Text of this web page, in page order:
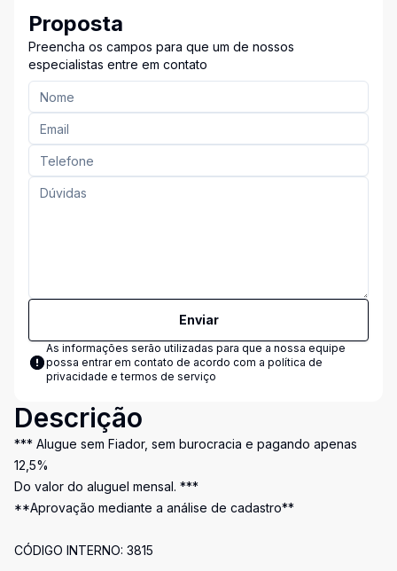
Proposta
Preencha os campos para que um de nossos
especialistas entre em contato
Enviar
As informações serão utilizadas para que a nossa equipe
possa entrar em contato de acordo com a política de
privacidade e termos de serviço
Descrição
*** Alugue sem Fiador, sem burocracia e pagando apenas
12,5%
Do valor do aluguel mensal. ***
**Aprovação mediante a análise de cadastro**
CÓDIGO INTERNO: 3815